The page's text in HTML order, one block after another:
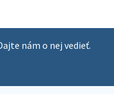
nám o nej vedieť.